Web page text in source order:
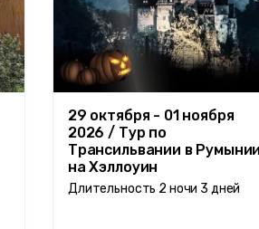
29 октября - 01 ноября
2026 / Тур по
Трансильвании в Румынии
на Хэллоуин
Длительность 2 ночи 3 дней